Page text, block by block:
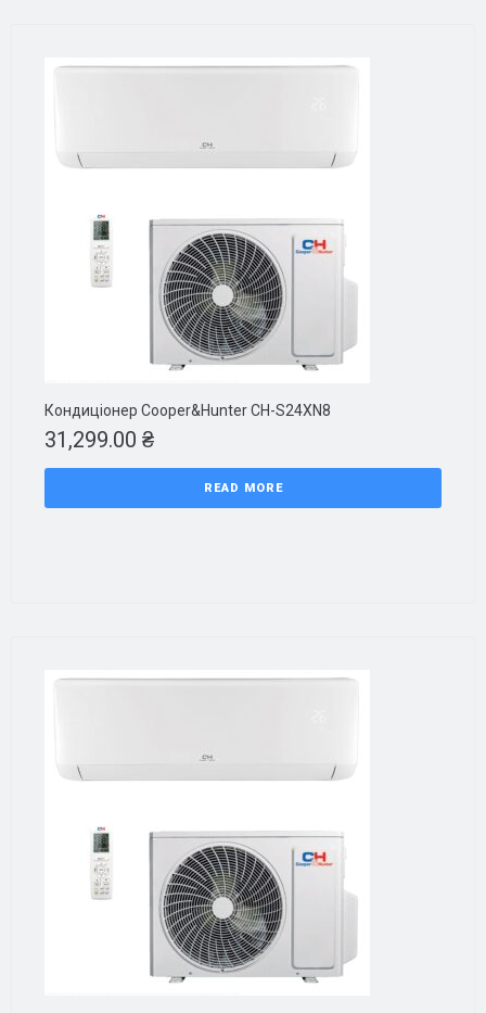
Кондиціонер Cooper&Hunter CH-S24XN8
31,299.00 ₴
READ MORE